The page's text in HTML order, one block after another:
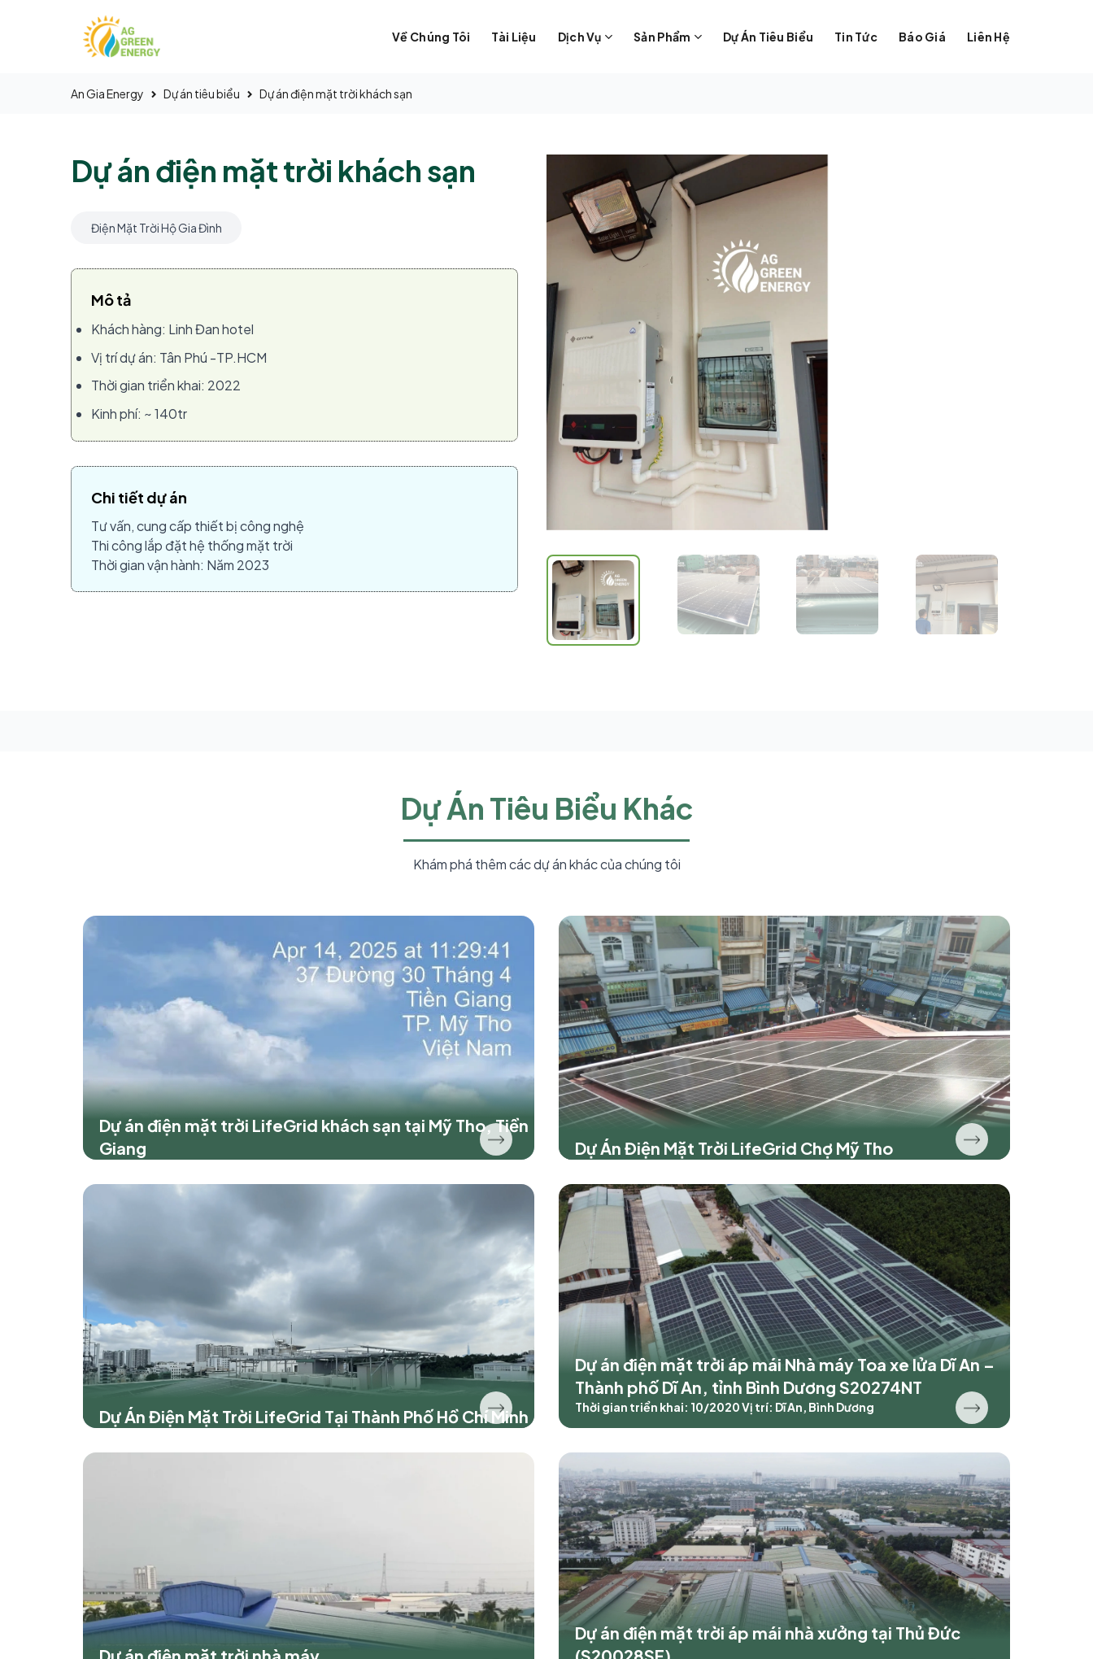
Về Chúng Tôi Tài Liệu Dịch Vụ Sản Phẩm Dự Án Tiêu Biểu Tin Tức Báo Giá Liên Hệ
An Gia Energy Dự án tiêu biểu Dự án điện mặt trời khách sạn
Dự án điện mặt trời khách sạn
Điện Mặt Trời Hộ Gia Đình
Mô tả
Khách hàng: Linh Đan hotel
Vị trí dự án: Tân Phú -TP.HCM
Thời gian triển khai: 2022
Kinh phí: ~ 140tr
Chi tiết dự án
Tư vấn, cung cấp thiết bị công nghệ
Thi công lắp đặt hệ thống mặt trời
Thời gian vận hành: Năm 2023
Dự Án Tiêu Biểu Khác
Khám phá thêm các dự án khác của chúng tôi
Dự án điện mặt trời LifeGrid khách sạn tại Mỹ Tho, Tiền
Giang
Dự Án Điện Mặt Trời LifeGrid Chợ Mỹ Tho
Dự Án Điện Mặt Trời LifeGrid Tại Thành Phố Hồ Chí Minh
Dự án điện mặt trời áp mái Nhà máy Toa xe lửa Dĩ An –
Thành phố Dĩ An, tỉnh Bình Dương S20274NT
Thời gian triển khai: 10/2020Vị trí: Dĩ An, Bình Dương
Dự án điện mặt trời áp mái nhà xưởng tại Thủ Đức